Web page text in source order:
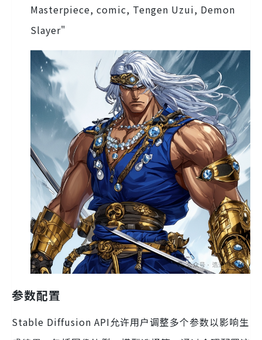
Masterpiece, comic, Tengen Uzui, Demon
Slayer"
参数配置
Stable Diffusion API允许用户调整多个参数以影响生